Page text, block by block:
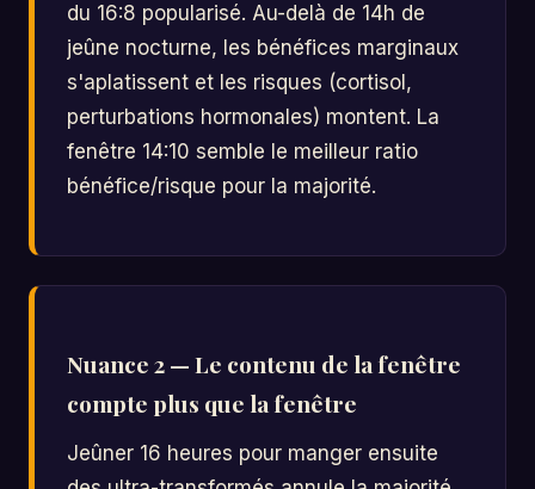
du 16:8 popularisé. Au-delà de 14h de
jeûne nocturne, les bénéfices marginaux
s'aplatissent et les risques (cortisol,
perturbations hormonales) montent. La
fenêtre 14:10 semble le meilleur ratio
bénéfice/risque pour la majorité.
Nuance 2 — Le contenu de la fenêtre
compte plus que la fenêtre
Jeûner 16 heures pour manger ensuite